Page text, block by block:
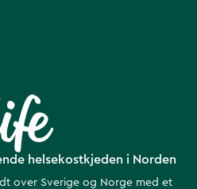
helsekostkjeden i Norden
over Sverige og Norge med et